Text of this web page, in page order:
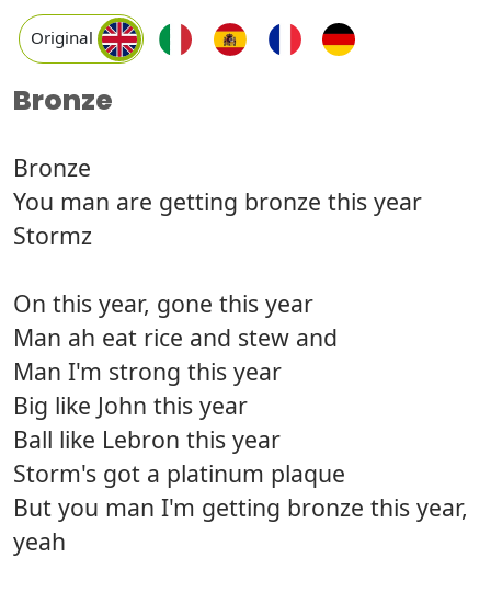
Original
Bronze
Bronze
You man are getting bronze this year
Stormz
On this year, gone this year
Man ah eat rice and stew and
Man I'm strong this year
Big like John this year
Ball like Lebron this year
Storm's got a platinum plaque
But you man I'm getting bronze this year,
yeah